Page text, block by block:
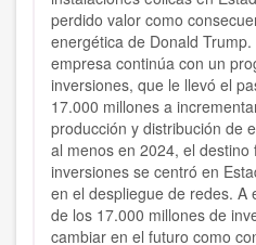
perdido valor como
energética de Donald
empresa continúa con un
inversiones, que le llevó el
17.000 millones a
producción y distribución de
al menos en 2024, el
inversiones se centró en
en el despliegue de redes. A
de los 17.000 millones de
cambiar en el futuro como